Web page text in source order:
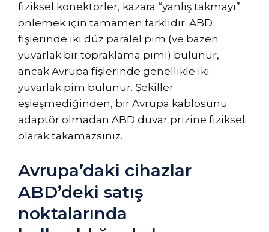
fiziksel konektörler, kazara “yanlış takmayı”
önlemek için tamamen farklıdır. ABD
fişlerinde iki düz paralel pim (ve bazen
yuvarlak bir topraklama pimi) bulunur,
ancak Avrupa fişlerinde genellikle iki
yuvarlak pim bulunur. Şekiller
eşleşmediğinden, bir Avrupa kablosunu
adaptör olmadan ABD duvar prizine fiziksel
olarak takamazsınız.
Avrupa’daki cihazlar
ABD’deki satış
noktalarında